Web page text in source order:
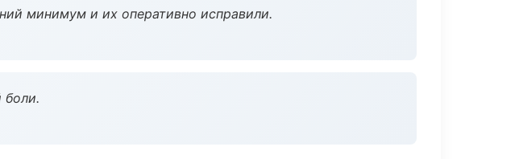
минимум и их оперативно исправили.
боли.